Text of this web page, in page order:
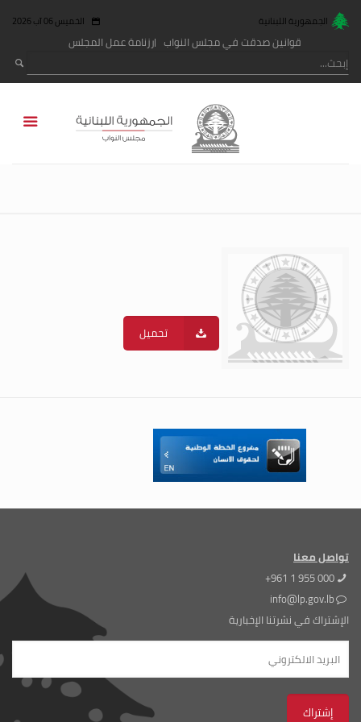
الجمهورية اللبنانية الخميس 06 آب 2026
قوانين صدقت في مجلس النواب رزنامة عمل المجلس
تحميل
تواصل معنا
+961 1 955 000
info@lp.gov.lb
الإشتراك في نشرتنا الإخبارية